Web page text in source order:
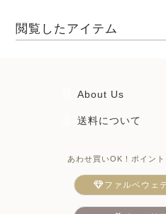
閲覧したアイテム
About Us
送料について
あわせ買いOK！ポイン
ファルベウェ